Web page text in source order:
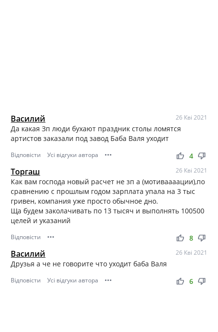
Василий 26 Кві 2021
Да какая Зп люди бухают праздник столы ломятся
артистов заказали под завод Баба Валя уходит
Відповісти Усі відгуки автора ••• thumb_up thumb_down
4
Торгаш 26 Кві 2021
Как вам господа новый расчет не зп а (мотиваааации),по
сравнению с прошлым годом зарплата упала на 3 тыс
гривен, компания уже просто обычное дно.
Ща будем заколачивать по 13 тысяч и выполнять 100500
целей и указаний
Відповісти ••• thumb_up thumb_down
8
Василий 26 Кві 2021
Друзья а че не говорите что уходит баба Валя
Відповісти Усі відгуки автора ••• thumb_up thumb_down
6